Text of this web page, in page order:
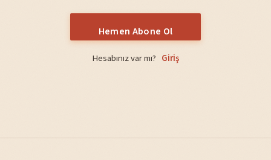
Hemen Abone Ol
Hesabınız var mı? Giriş